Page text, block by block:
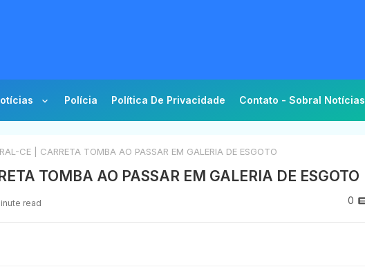
Polícia Política De Privacidade Contato - Sobral Notícias
CE | CARRETA TOMBA AO PASSAR EM GALERIA DE ESGOTO
TOMBA AO PASSAR EM GALERIA DE ESGOTO
read 0